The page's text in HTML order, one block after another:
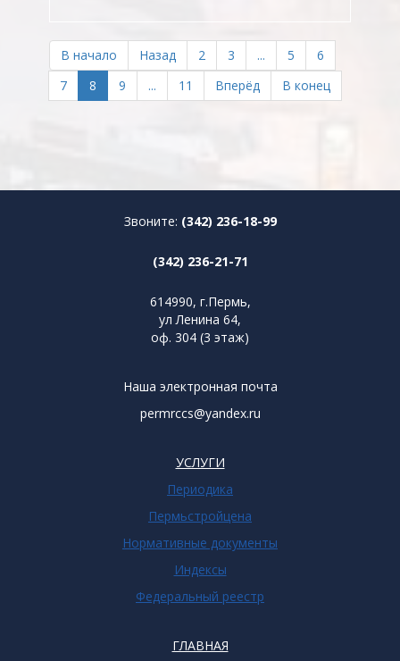
В начало Назад 2 3 ... 5
6
7
8 9 ... 11 Вперёд В конец
Звоните: (342) 236-18-99
(342) 236-21-71
614990, г.Пермь,
ул Ленина 64,
оф. 304 (3 этаж)
Наша электронная почта
permrccs@yandex.ru
УСЛУГИ
Периодика
Пермьстройцена
Нормативные документы
Индексы
Федеральный реестр
ГЛАВНАЯ